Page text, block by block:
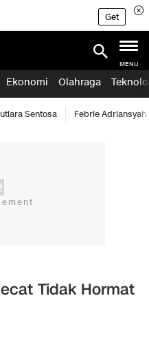
Get
MENU
Ekonomi Olahraga
Sentosa Febrie Adriansyah
Tidak Hormat